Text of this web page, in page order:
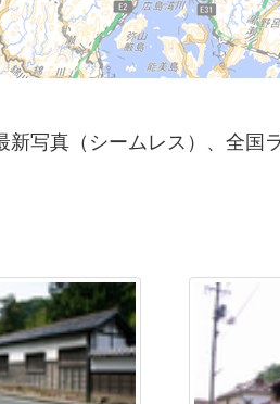
新写真（シームレス）、全国